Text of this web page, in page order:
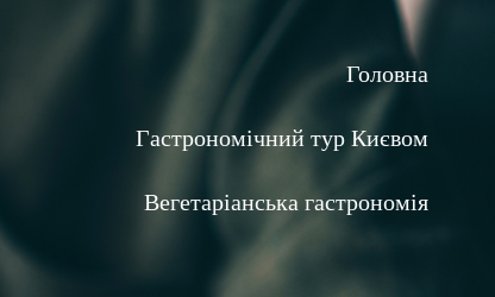
Головна
Гастрономічний тур Києвом
Вегетаріанська гастрономія